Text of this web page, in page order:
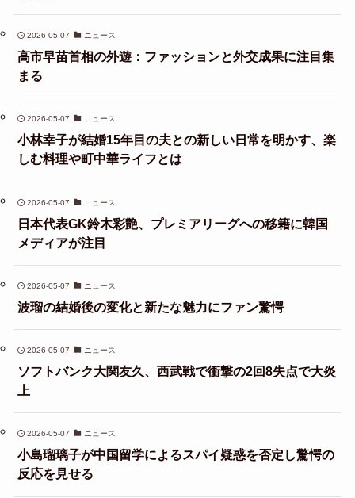
2026-05-07 ニュース
高市早苗首相の外遊：ファッションと外交成果に注目集
まる
2026-05-07 ニュース
小林幸子が結婚15年目の夫との新しい日常を明かす、楽
しむ料理や町中華ライフとは
2026-05-07 ニュース
日本代表GK鈴木彩艶、プレミアリーグへの移籍に韓国
メディアが注目
2026-05-07 ニュース
波瑠の結婚後の変化と新たな魅力にファン驚愕
2026-05-07 ニュース
ソフトバンク大関友久、西武戦で衝撃の2回8失点で大炎
上
2026-05-07 ニュース
小島瑠璃子が中国留学によるスパイ疑惑を否定し驚愕の
反応を見せる